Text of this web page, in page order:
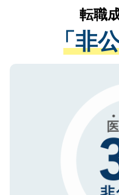
は、個人情報
管理基準を満
る、プライバ
で、機密保持
かがいして、
経験をまじえ
させていただ
ない方には、
ので、まずは
転職
「非